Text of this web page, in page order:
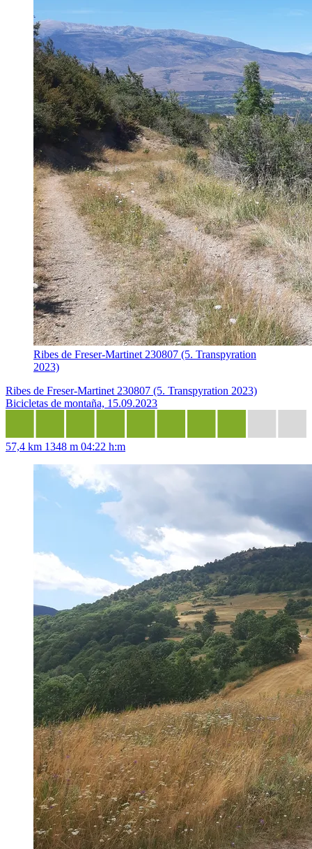
Ribes de Freser-Martinet 230807 (5. Transpyration
2023)
Ribes de Freser-Martinet 230807 (5. Transpyration 2023)
Bicicletas de montaña, 15.09.2023
57,4 km 1348 m 04:22 h:m